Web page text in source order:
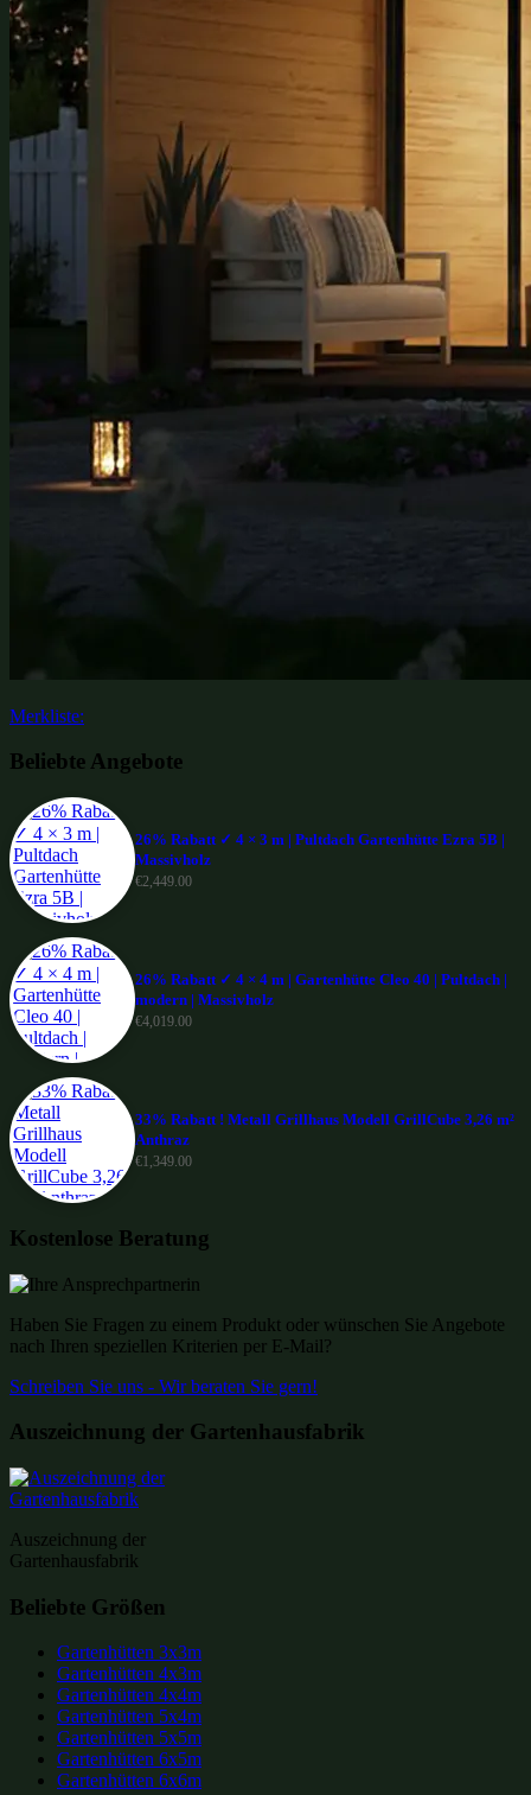
Merkliste:
Beliebte Angebote
26% Rabatt ✓ 4 × 3 m | Pultdach Gartenhütte Ezra 5B |
Massivholz
€2,449.00
26% Rabatt ✓ 4 × 4 m | Gartenhütte Cleo 40 | Pultdach |
modern | Massivholz
€4,019.00
33% Rabatt ! Metall Grillhaus Modell GrillCube 3,26 m²
Anthraz
€1,349.00
Kostenlose Beratung
Haben Sie Fragen zu einem Produkt oder wünschen Sie Angebote
nach Ihren speziellen Kriterien per E-Mail?
Schreiben Sie uns - Wir beraten Sie gern!
Auszeichnung der Gartenhausfabrik
Auszeichnung der
Gartenhausfabrik
Beliebte Größen
Gartenhütten 3x3m
Gartenhütten 4x3m
Gartenhütten 4x4m
Gartenhütten 5x4m
Gartenhütten 5x5m
Gartenhütten 6x5m
Gartenhütten 6x6m